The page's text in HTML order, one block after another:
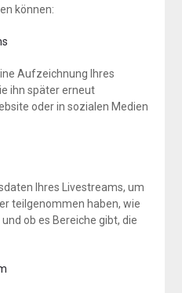
können:
Aufzeichnung Ihres
ihn später erneut
oder in sozialen Medien
Ihres Livestreams, um
teilgenommen haben, wie
ob es Bereiche gibt, die